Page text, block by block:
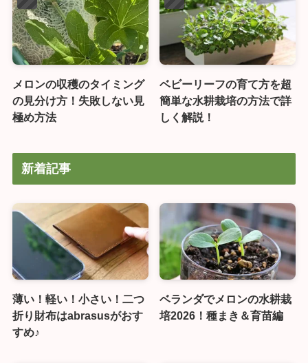
メロンの収穫のタイミング
の見分け方！失敗しない見
極め方法
ベビーリーフの育て方を超
簡単な水耕栽培の方法で詳
しく解説！
新着記事
薄い！軽い！小さい！二つ
折り財布はabrasusがおす
すめ♪
ベランダでメロンの水耕栽
培2026！種まき＆育苗編